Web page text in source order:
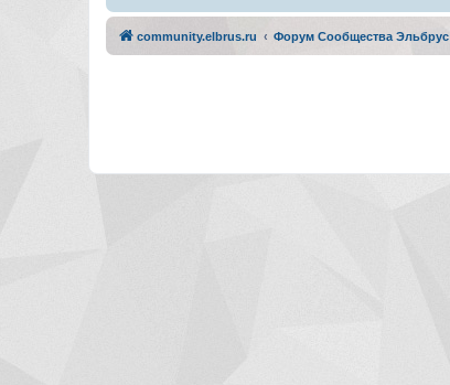
community.elbrus.ru Форум Сообщества Эльбрус